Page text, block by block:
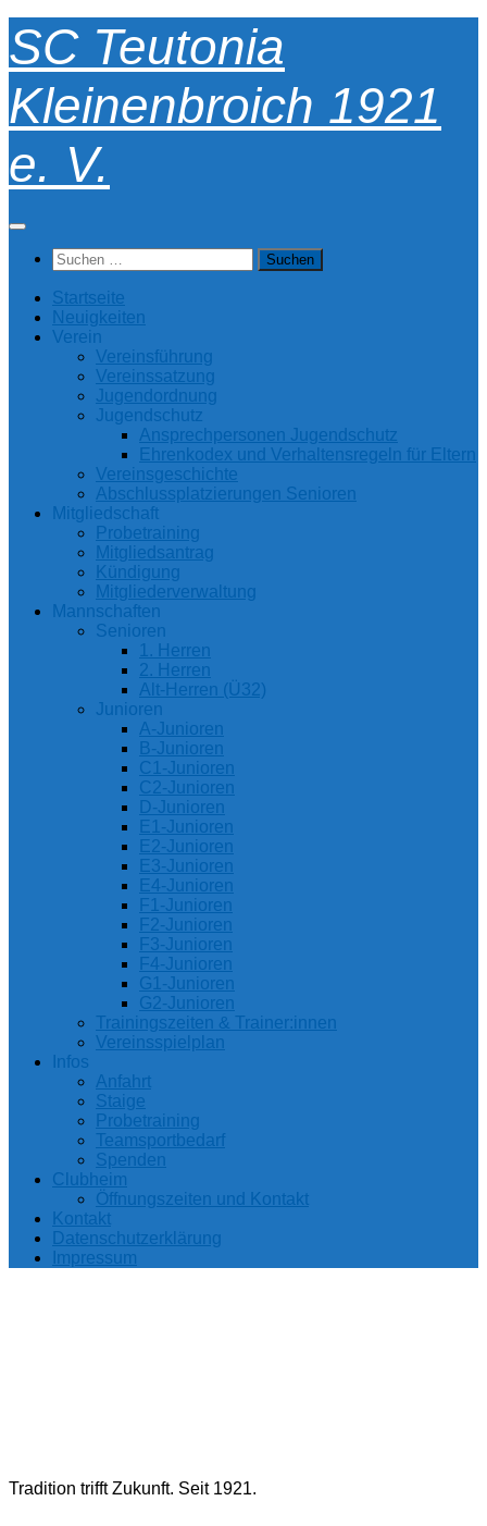
Unter
dem
Inhalt
SC Teutonia
Kleinenbroich 1921
e. V.
Suchen
nach:
Startseite
Neuigkeiten
Verein
Vereinsführung
Vereinssatzung
Jugendordnung
Jugendschutz
Ansprechpersonen Jugendschutz
Ehrenkodex und Verhaltensregeln für Eltern
Vereinsgeschichte
Abschlussplatzierungen Senioren
Mitgliedschaft
Probetraining
Mitgliedsantrag
Kündigung
Mitgliederverwaltung
Mannschaften
Senioren
1. Herren
2. Herren
Alt-Herren (Ü32)
Junioren
A-Junioren
B-Junioren
C1-Junioren
C2-Junioren
D-Junioren
E1-Junioren
E2-Junioren
E3-Junioren
E4-Junioren
F1-Junioren
F2-Junioren
F3-Junioren
F4-Junioren
G1-Junioren
G2-Junioren
Trainingszeiten & Trainer:innen
Vereinsspielplan
Infos
Anfahrt
Staige
Probetraining
Teamsportbedarf
Spenden
Clubheim
Öffnungszeiten und Kontakt
Kontakt
Datenschutzerklärung
Impressum
Tradition trifft Zukunft. Seit 1921.